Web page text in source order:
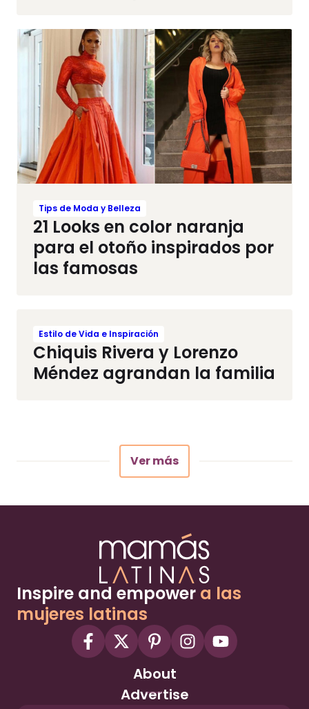
Tips de Moda y Belleza
21 Looks en color naranja
para el otoño inspirados por
las famosas
Estilo de Vida e Inspiración
Chiquis Rivera y Lorenzo
Méndez agrandan la familia
Ver más
Inspire and empower a las
mujeres latinas
About
Advertise